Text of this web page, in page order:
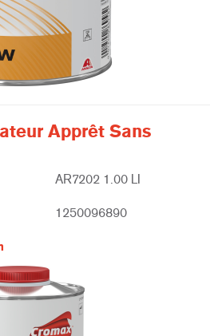
Apprêt Sans
AR7202 1.00 LI
1250096890